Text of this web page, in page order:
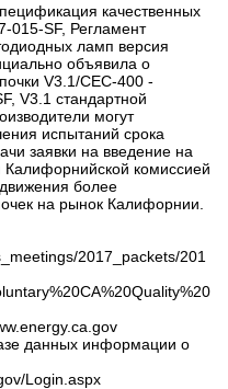
качественных
015-SF, Регламент
ламп версия
объявила о
V3.1/CEC-400 -
V3.1 стандартной
могут
испытаний срока
заявки на введение на
Калифорнийской комиссией
более
на рынок Калифорнии.
2017_packets/201
данных информации о
Login.aspx